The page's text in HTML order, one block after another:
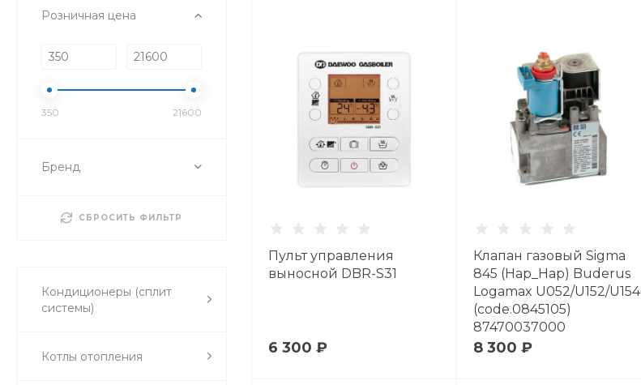
Розничная цена
350 21600
Бренд
СБРОСИТЬ ФИЛЬТР
Кондиционеры (сплит
системы)
Котлы отопления
Пульт управления
выносной DBR-S31
6 300 ₽
Клапан газовый Sigma
845 (Нар_Нар) Buderus
Logamax U052/U152/U154
(code.0845105)
87470037000
8 300 ₽